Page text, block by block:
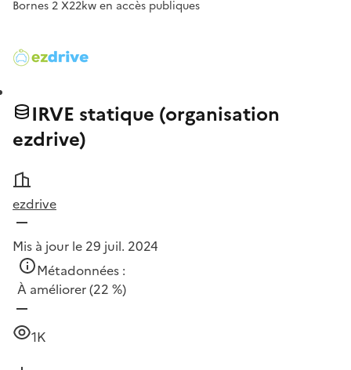
Bornes 2 X22kw en accès publiques
IRVE statique (organisation
ezdrive)
ezdrive
Mis à jour le 29 juil. 2024
Métadonnées :
À améliorer(22 %)
1K